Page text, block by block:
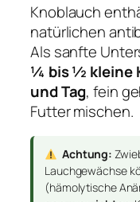
Knoblauch
natürlichen
Als sanfte
¼ bis ½ kleine
und Tag, fein
Futter mischen.
Achtung:
Lauchgewächse
(hämolytische